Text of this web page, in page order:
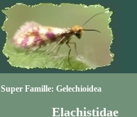
Super Famille: Gelechioidea
Elachistidae